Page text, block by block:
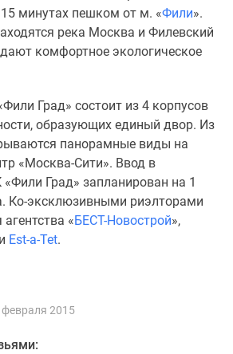
минутах пешком от м. «Фили».
река Москва и Филевский
комфортное экологическое
Град» состоит из 4 корпусов
образующих единый двор. Из
панорамные виды на
«Москва-Сити». Ввод в
Град» запланирован на 1
Ко-эксклюзивными риэлторами
«БЕСТ-Новострой»,
Est-a-Tet.
2015